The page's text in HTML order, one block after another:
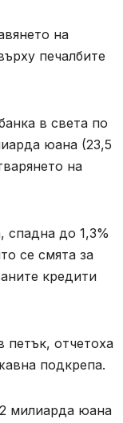
на
печалбите
в света по
юана (23,5
на
спадна до 1,3%
се смята за
кредити
петък, отчетоха
подкрепа.
милиарда юана